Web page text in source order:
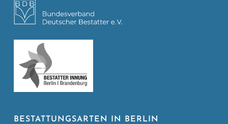
BESTATTUNGSARTEN IN BERLIN